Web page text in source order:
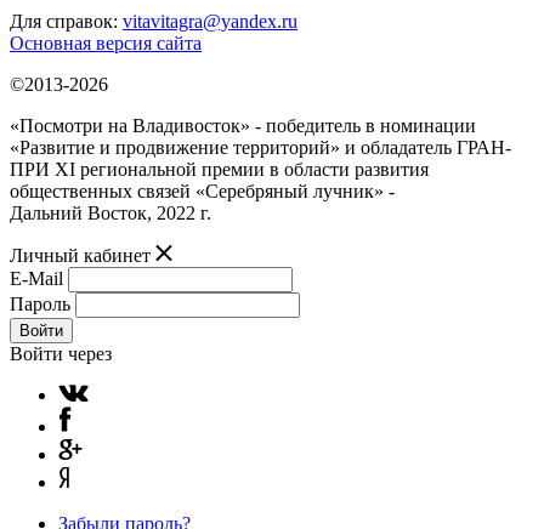
Для справок: vitavitagra@yandex.ru
Основная версия сайта
©2013-2026
«Посмотри на Владивосток» - победитель в номинации
«Развитие и продвижение территорий» и обладатель ГРАН-
ПРИ XI региональной премии в области развития
общественных связей «Серебряный лучник» -
Дальний Восток, 2022 г.
Личный кабинет
E-Mail
Пароль
Войти
Войти через
Забыли пароль?